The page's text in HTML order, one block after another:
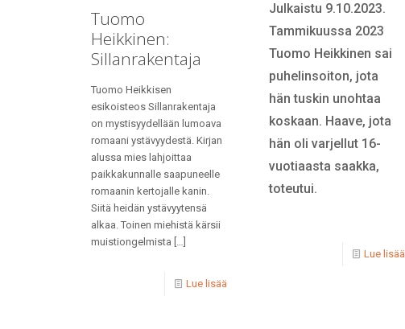
Tuomo
Heikkinen:
Sillanrakentaja
Tuomo Heikkisen
esikoisteos Sillanrakentaja
on mystisyydellään lumoava
romaani ystävyydestä. Kirjan
alussa mies lahjoittaa
paikkakunnalle saapuneelle
romaanin kertojalle kanin.
Siitä heidän ystävyytensä
alkaa. Toinen miehistä kärsii
muistiongelmista […]
Lue lisää
Julkaistu 9.10.2023.
Tammikuussa 2023
Tuomo Heikkinen sai
puhelinsoiton, jota
hän tuskin unohtaa
koskaan. Haave, jota
hän oli varjellut 16-
vuotiaasta saakka,
toteutui.
Lue lisää